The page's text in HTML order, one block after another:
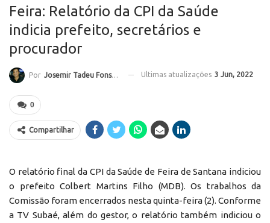
Feira: Relatório da CPI da Saúde
indicia prefeito, secretários e
procurador
Por Josemir Tadeu Fonseca Ultimas atualizações 3 Jun, 2022
0
Compartilhar
O relatório final da CPI da Saúde de Feira de Santana indiciou
o prefeito Colbert Martins Filho (MDB). Os trabalhos da
Comissão foram encerrados nesta quinta-feira (2). Conforme
a TV Subaé, além do gestor, o relatório também indiciou o